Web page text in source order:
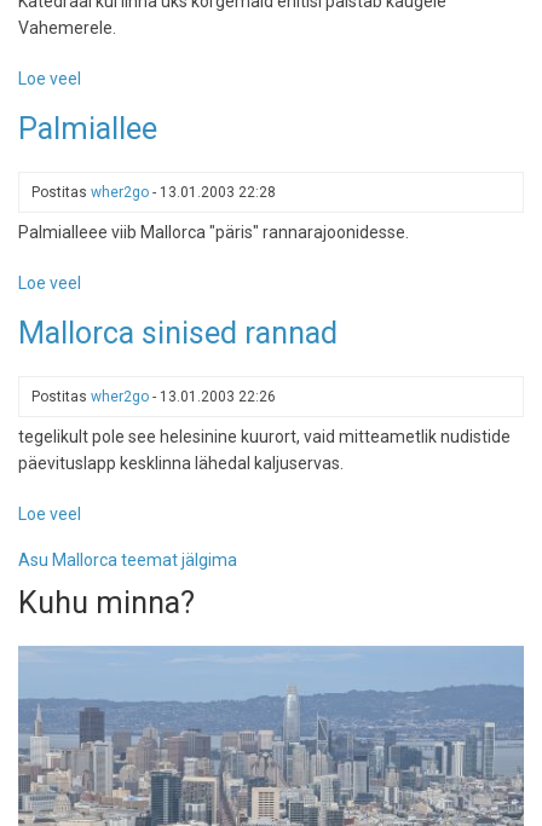
Vahemerele.
Loe veel
katedraal
Palmiallee
Postitas wher2go - 13.01.2003 22:28
Palmialleee viib Mallorca "päris" rannarajoonidesse.
Loe veel
Mallorca sinised rannad
Postitas wher2go - 13.01.2003 22:26
tegelikult pole see helesinine kuurort, vaid mitteametlik nudistide
päevituslapp kesklinna lähedal kaljuservas.
Loe veel
sinised
rannad
Asu Mallorca teemat jälgima
Kuhu minna?